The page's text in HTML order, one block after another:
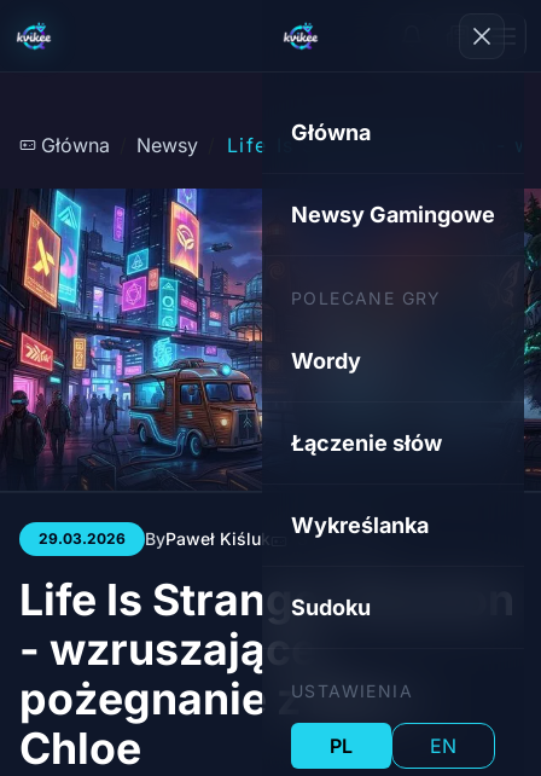
Główna
Newsy Gamingowe
POLECANE GRY
Wordy
Łączenie słów
Wykreślanka
Sudoku
USTAWIENIA
PL EN
Główna Newsy Life Is Strange: Reunion -
29.03.2026 ByPaweł Kiśluk 3 min 65
Life Is Strange: Reunion
- wzruszające
pożegnanie z Max i
Chloe